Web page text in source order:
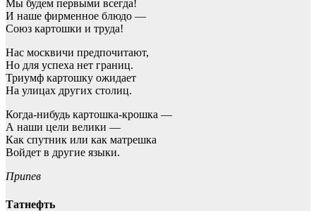
Мы будем первыми всегда!
И наше фирменное блюдо —
Союз картошки и труда!
Нас москвичи предпочитают,
Но для успеха нет границ.
Триумф картошку ожидает
На улицах других столиц.
Когда-нибудь картошка-крошка —
А наши цели велики —
Как спутник или как матрешка
Войдет в другие языки.
Припев
Татнефть